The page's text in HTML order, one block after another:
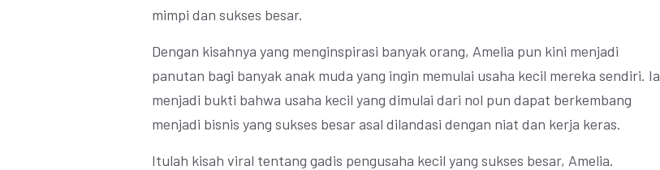
mimpi dan sukses besar.
Dengan kisahnya yang menginspirasi banyak orang, Amelia pun kini menjadi
panutan bagi banyak anak muda yang ingin memulai usaha kecil mereka sendiri. Ia
menjadi bukti bahwa usaha kecil yang dimulai dari nol pun dapat berkembang
menjadi bisnis yang sukses besar asal dilandasi dengan niat dan kerja keras.
Itulah kisah viral tentang gadis pengusaha kecil yang sukses besar, Amelia.